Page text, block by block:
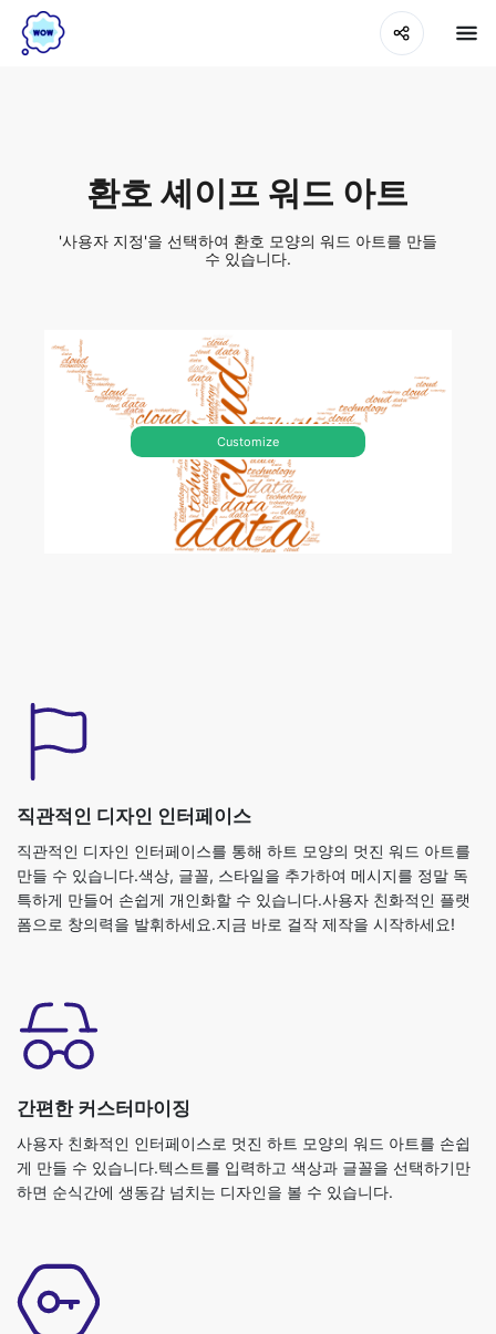
환호 셰이프 워드 아트
'사용자 지정'을 선택하여 환호 모양의 워드 아트를 만들
수 있습니다.
Customize
직관적인 디자인 인터페이스
직관적인 디자인 인터페이스를 통해 하트 모양의 멋진 워드 아트를
만들 수 있습니다.색상, 글꼴, 스타일을 추가하여 메시지를 정말 독
특하게 만들어 손쉽게 개인화할 수 있습니다.사용자 친화적인 플랫
폼으로 창의력을 발휘하세요.지금 바로 걸작 제작을 시작하세요!
간편한 커스터마이징
사용자 친화적인 인터페이스로 멋진 하트 모양의 워드 아트를 손쉽
게 만들 수 있습니다.텍스트를 입력하고 색상과 글꼴을 선택하기만
하면 순식간에 생동감 넘치는 디자인을 볼 수 있습니다.